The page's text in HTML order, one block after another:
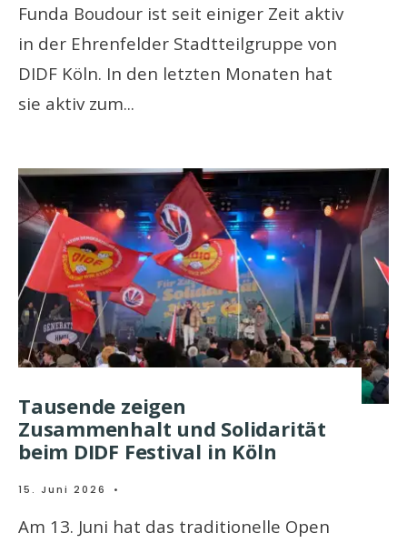
Funda Boudour ist seit einiger Zeit aktiv
in der Ehrenfelder Stadtteilgruppe von
DIDF Köln. In den letzten Monaten hat
sie aktiv zum...
Tausende zeigen
Zusammenhalt und Solidarität
beim DIDF Festival in Köln
15. Juni 2026 •
Am 13. Juni hat das traditionelle Open